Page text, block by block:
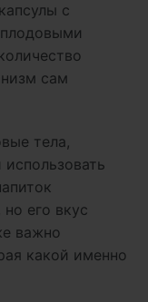
с
сам
тела,
его вкус
важно
какой именно